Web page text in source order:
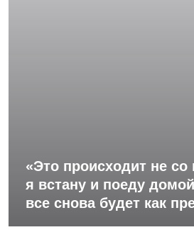
«Это происходит не
я встану и поеду
все снова будет как